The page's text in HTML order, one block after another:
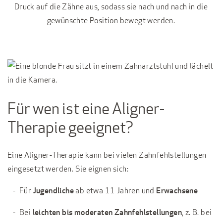
Druck auf die Zähne aus, sodass sie nach und nach in die
gewünschte Position bewegt werden.
Für wen ist eine Aligner-
Therapie geeignet?
Eine Aligner-Therapie kann bei vielen Zahnfehlstellungen
eingesetzt werden. Sie eignen sich:
FürJugendlicheab etwa 11 Jahren und Erwachsene
Bei leichten bis moderaten Zahnfehlstellungen, z. B. bei